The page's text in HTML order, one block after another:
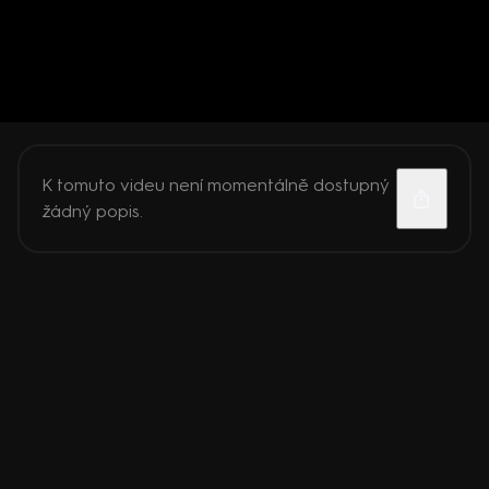
K tomuto videu není momentálně dostupný
žádný popis.